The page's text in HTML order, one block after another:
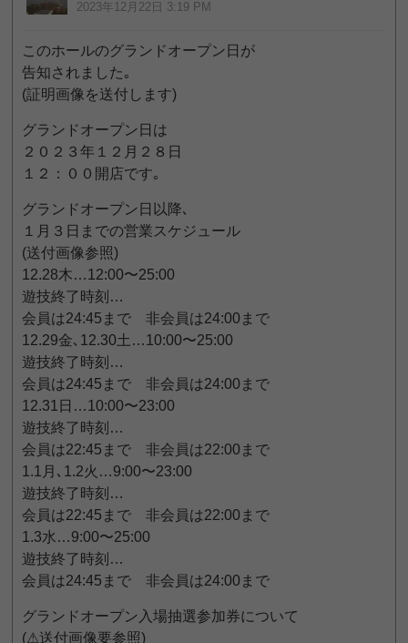
2023年12月22日 3:19 PM
このホールのグランドオープン日が
告知されました｡
(証明画像を送付します)
グランドオープン日は
２０２３年１２月２８日
１２：００開店です｡
グランドオープン日以降､
１月３日までの営業スケジュール
(送付画像参照)
12.28木…12:00〜25:00
遊技終了時刻…
会員は24:45まで 非会員は24:00まで
12.29金､12.30土…10:00〜25:00
遊技終了時刻…
会員は24:45まで 非会員は24:00まで
12.31日…10:00〜23:00
遊技終了時刻…
会員は22:45まで 非会員は22:00まで
1.1月､1.2火…9:00〜23:00
遊技終了時刻…
会員は22:45まで 非会員は22:00まで
1.3水…9:00〜25:00
遊技終了時刻…
会員は24:45まで 非会員は24:00まで
グランドオープン入場抽選参加券について
(⚠送付画像要参照)